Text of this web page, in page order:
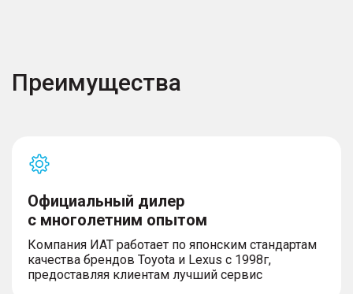
Преимущества
Официальный дилер
с многолетним опытом
Компания ИАТ работает по японским стандартам
качества брендов Toyota и Lexus с 1998г,
предоставляя клиентам лучший сервис